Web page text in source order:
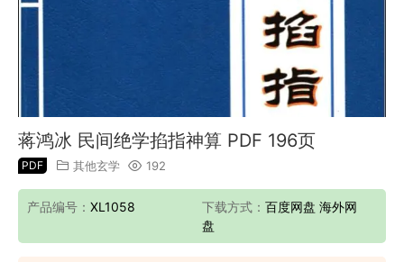
蒋鸿冰 民间绝学掐指神算 PDF 196页
PDF 其他玄学 192
产品编号： XL1058 下载方式： 百度网盘 海外网
盘